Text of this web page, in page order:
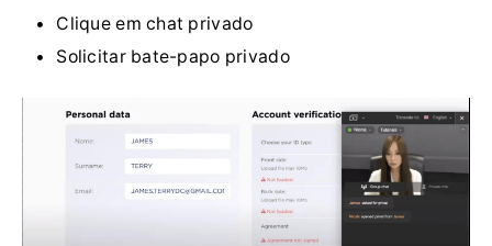
Clique em chat privado
Solicitar bate-papo privado